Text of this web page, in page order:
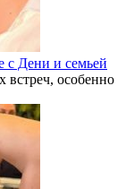
с Дени и семьей
особенно